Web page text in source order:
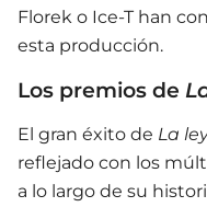
Florek o Ice-T han
esta producción.
Los premios de
El gran éxito de La
reflejado con los
a lo largo de su